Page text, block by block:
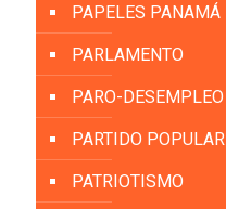
PAPELES PANAMÁ
PARLAMENTO
PARO-DESEMPLEO
PARTIDO POPULAR
PATRIOTISMO